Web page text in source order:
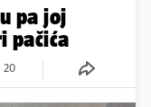
pa joj
pačića
20